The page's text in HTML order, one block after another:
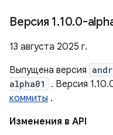
Версия 1.10.0-
13 августа 2025 г.
Выпущена версия
alpha01
. Версия
коммиты .
Изменения в API